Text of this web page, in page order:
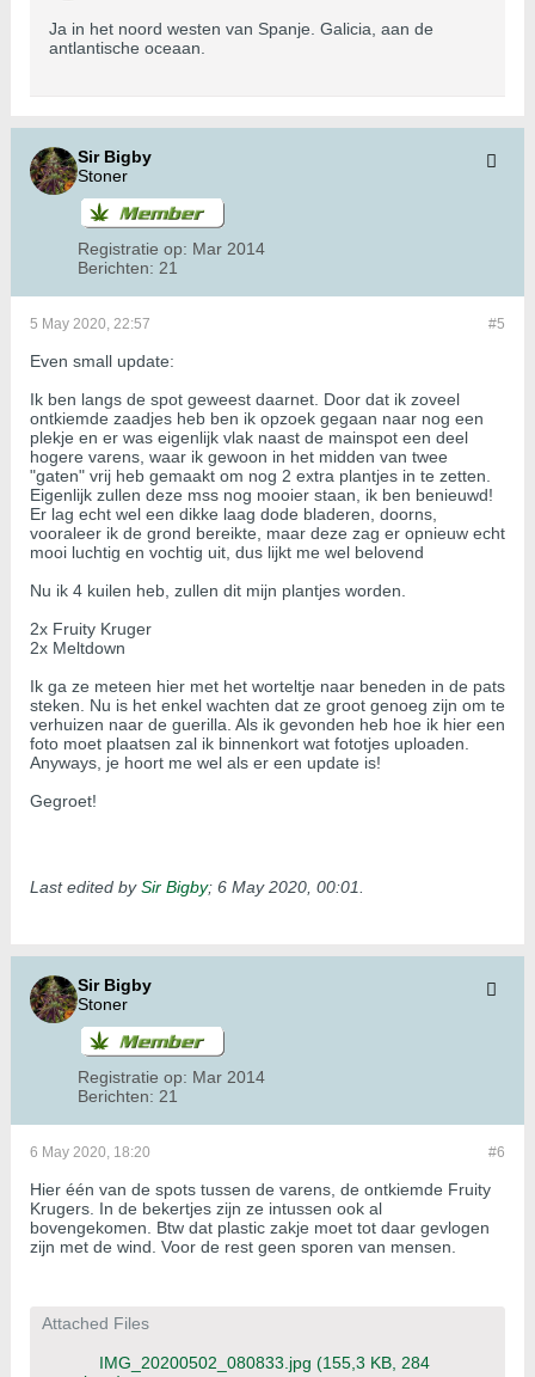
Ja in het noord westen van Spanje. Galicia, aan de
antlantische oceaan.
Sir Bigby
Stoner
Registratie op: Mar 2014
Berichten: 21
#5
5 May 2020, 22:57
Even small update:
Ik ben langs de spot geweest daarnet. Door dat ik zoveel
ontkiemde zaadjes heb ben ik opzoek gegaan naar nog een
plekje en er was eigenlijk vlak naast de mainspot een deel
hogere varens, waar ik gewoon in het midden van twee
"gaten" vrij heb gemaakt om nog 2 extra plantjes in te zetten.
Eigenlijk zullen deze mss nog mooier staan, ik ben benieuwd!
Er lag echt wel een dikke laag dode bladeren, doorns,
vooraleer ik de grond bereikte, maar deze zag er opnieuw echt
mooi luchtig en vochtig uit, dus lijkt me wel belovend
Nu ik 4 kuilen heb, zullen dit mijn plantjes worden.
2x Fruity Kruger
2x Meltdown
Ik ga ze meteen hier met het worteltje naar beneden in de pats
steken. Nu is het enkel wachten dat ze groot genoeg zijn om te
verhuizen naar de guerilla. Als ik gevonden heb hoe ik hier een
foto moet plaatsen zal ik binnenkort wat fototjes uploaden.
Anyways, je hoort me wel als er een update is!
Gegroet!
Last edited bySir Bigby; 6 May 2020, 00:01
Sir Bigby
Stoner
Registratie op: Mar 2014
Berichten: 21
#6
6 May 2020, 18:20
Hier één van de spots tussen de varens, de ontkiemde Fruity
Krugers. In de bekertjes zijn ze intussen ook al
bovengekomen. Btw dat plastic zakje moet tot daar gevlogen
zijn met de wind. Voor de rest geen sporen van mensen.
Attached Files
IMG_20200502_080833.jpg (155,3 KB, 284